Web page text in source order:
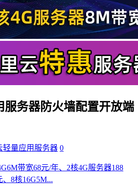
服务器防火墙配置开放端
轻量应用服务器 0
带宽68元/年、2核4G服务器188
8核16G5M...